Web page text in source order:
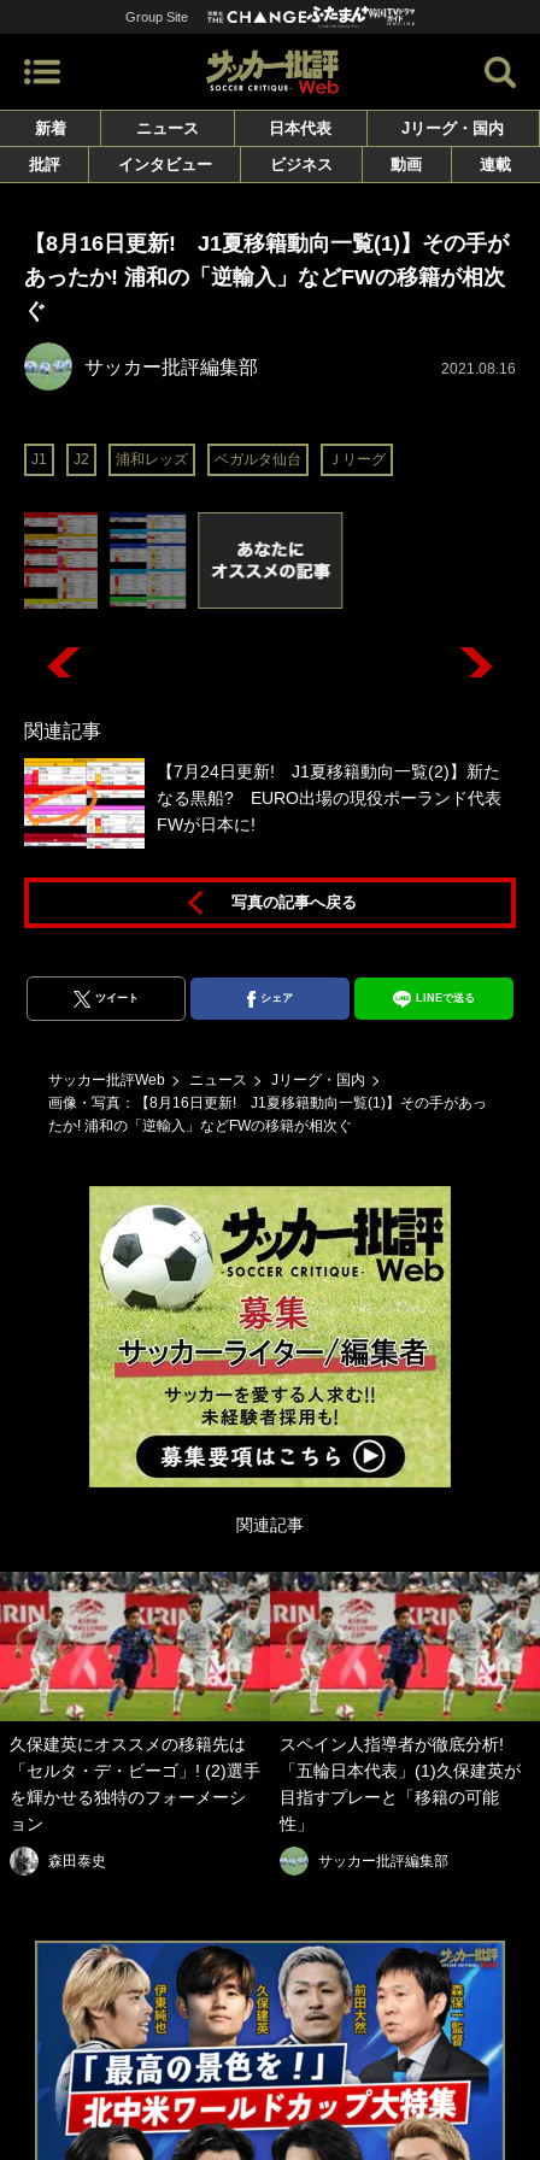
Group Site
新着 ニュース 日本代表
Jリーグ・国内
批評
インタビュー ビジネス 動画 連載
【8月16日更新! J1夏移籍動向一覧(1)】その手が
あったか! 浦和の「逆輸入」などFWの移籍が相次
ぐ
サッカー批評編集部 2021.08.16
J1 J2 浦和レッズ ベガルタ仙台 Ｊリーグ
関連記事
【7月24日更新! J1夏移籍動向一覧(2)】新た
なる黒船? EURO出場の現役ポーランド代表
FWが日本に!
写真の記事へ戻る
ツイート シェア LINEで送る
サッカー批評Web ニュース
Jリーグ・国内
画像・写真：【8月16日更新! J1夏移籍動向一覧(1)】その手があっ
たか! 浦和の「逆輸入」などFWの移籍が相次ぐ
関連記事
久保建英にオススメの移籍先は
「セルタ・デ・ビーゴ」! (2)選手
を輝かせる独特のフォーメーシ
ョン
森田泰史
スペイン人指導者が徹底分析!
「五輪日本代表」(1)久保建英が
目指すプレーと「移籍の可能
性」
サッカー批評編集部